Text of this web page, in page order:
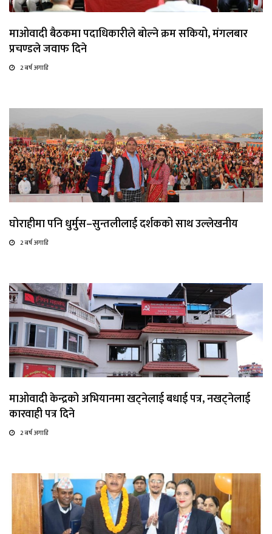
माओवादी बैठकमा पदाधिकारीले बोल्ने क्रम सकियो, मंगलबार
प्रचण्डले जवाफ दिने
2 बर्ष अगाडि
घोराहीमा पनि धुर्मुस–सुन्तलीलाई दर्शकको साथ उल्लेखनीय
2 बर्ष अगाडि
माओवादी केन्द्रको अभियानमा खट्नेलाई बधाई पत्र, नखट्नेलाई
कारवाही पत्र दिने
2 बर्ष अगाडि